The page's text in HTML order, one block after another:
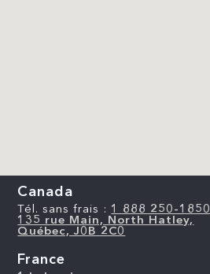
Canada
Tél. sans frais : 1 888 250-1850
135 rue Main, North Hatley,
Québec, J0B 2C0
France